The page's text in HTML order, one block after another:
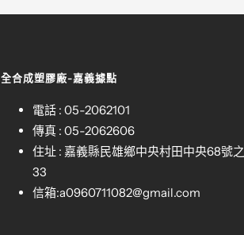
全合成塑膠廠-嘉義據點
電話 : 05-2062101
傳真 : 05-2062606
住址 : 嘉義縣民雄鄉中央村田中央68號之
33
信箱:a0960711082@gmail.com